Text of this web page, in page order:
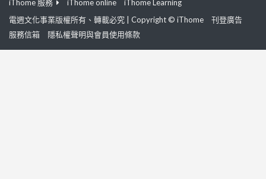
iThome 服務 iThome online
iThome Learning
電週文化事業版權所有、轉載必究 | Copyright © iThome
刊登廣告
服務信箱
隱私權聲明與會員使用條款